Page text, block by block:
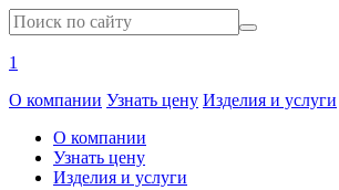
1
О компании Узнать цену Изделия и услуги
О компании
Узнать цену
Изделия и услуги